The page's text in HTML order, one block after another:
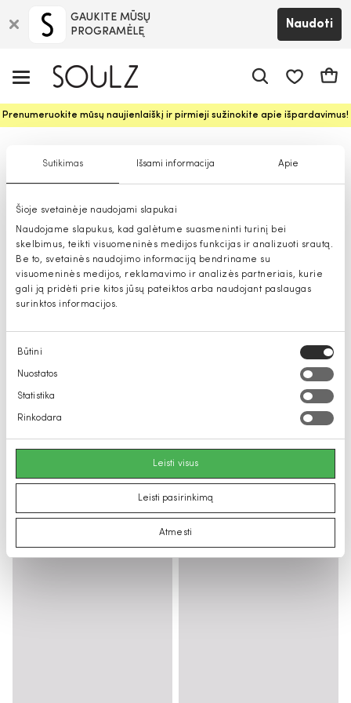
Sutikimas Išsami informacija Apie
Šioje svetainėje naudojami slapukai
Naudojame slapukus, kad galėtume suasmeninti turinį bei
skelbimus, teikti visuomeninės medijos funkcijas ir analizuoti srautą.
Be to, svetainės naudojimo informaciją bendriname su
visuomeninės medijos, reklamavimo ir analizės partneriais, kurie
gali ją pridėti prie kitos jūsų pateiktos arba naudojant paslaugas
surinktos informacijos.
Sutikimo
pasirinkimas
Būtini
Nuostatos
Statistika
Rinkodara
Leisti visus
Leisti pasirinkimą
Atmesti
GAUKITE MŪSŲ
PROGRAMĖLĘ
Naudoti
Prenumeruokite mūsų naujienlaiškį ir pirmieji sužinokite apie išpardavimus!
Drabužiai vyrams